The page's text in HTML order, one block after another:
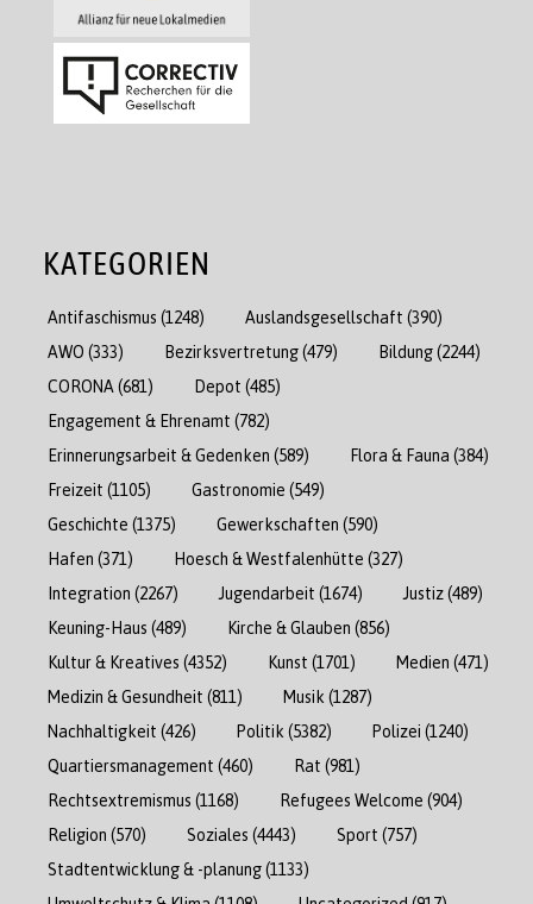
KATEGORIEN
Antifaschismus (1248) Auslandsgesellschaft (390)
AWO (333) Bezirksvertretung(479) Bildung(2244)
CORONA (681) Depot (485)
Engagement & Ehrenamt (782)
Erinnerungsarbeit & Gedenken (589) Flora & Fauna (384)
Freizeit (1105) Gastronomie (549)
Geschichte (1375) Gewerkschaften (590)
Hafen (371) Hoesch & Westfalenhütte (327)
Integration (2267) Jugendarbeit (1674) Justiz(489)
Keuning-Haus (489) Kirche & Glauben (856)
Kultur & Kreatives (4352) Kunst (1701) Medien (471)
Medizin & Gesundheit (811) Musik (1287)
Nachhaltigkeit (426) Politik (5382) Polizei (1240)
Quartiersmanagement (460) Rat (981)
Rechtsextremismus (1168) Refugees Welcome (904)
Religion (570) Soziales (4443) Sport (757)
Stadtentwicklung & -planung(1133)